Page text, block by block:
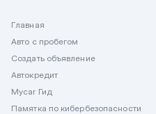
Главная
Авто с пробегом
Создать объявление
Автокредит
Mycar Гид
Памятка по кибербезопасности